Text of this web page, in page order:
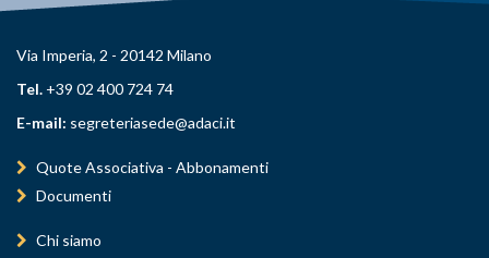
Via Imperia, 2 - 20142 Milano
Tel. +39 02 400 724 74
E-mail: segreteriasede@adaci.it
Quote Associativa - Abbonamenti
Documenti
Chi siamo